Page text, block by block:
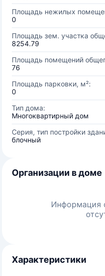
Площадь нежилых
0
Площадь зем. участка
8254.79
Площадь помещений
76
Площадь парковки, м²:
0
Тип дома:
Многоквартирный дом
Серия, тип постройки
блочный
Организации в доме
Информация
Характеристики